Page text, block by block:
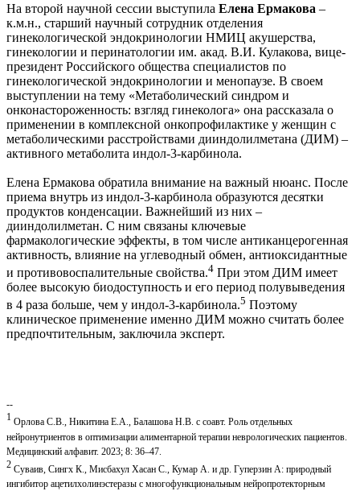
На второй научной сессии выступила Елена Ермакова –
к.м.н., старший научный сотрудник отделения
гинекологической эндокринологии НМИЦ акушерства,
гинекологии и перинатологии им. акад. В.И. Кулакова, вице-
президент Российского общества специалистов по
гинекологической эндокринологии и менопаузе. В своем
выступлении на тему «Метаболический синдром и
онконастороженность: взгляд гинеколога» она рассказала о
применении в комплексной онкопрофилактике у женщин с
метаболическими расстройствами дииндолилметана (ДИМ) –
активного метаболита индол-3-карбинола.
Елена Ермакова обратила внимание на важный нюанс. После
приема внутрь из индол-3-карбинола образуются десятки
продуктов конденсации. Важнейший из них –
дииндолилметан. С ним связаны ключевые
фармакологические эффекты, в том числе антиканцерогенная
активность, влияние на углеводный обмен, антиоксидантные
и противовоспалительные свойства.4 При этом ДИМ имеет
более высокую биодоступность и его период полувыведения
в 4 раза больше, чем у индол-3-карбинола.5 Поэтому
клиническое применение именно ДИМ можно считать более
предпочтительным, заключила эксперт.
--
1 Орлова С.В., Никитина Е.А., Балашова Н.В. с соавт. Роль отдельных
нейронутриентов в оптимизации алиментарной терапии неврологических пациентов.
Медицинский алфавит. 2023; 8: 36–47.
2 Суваив, Сингх К., Мисбахул Хасан С., Кумар А. и др. Гуперзин А: природный
ингибитор ацетилхолинэстеразы с многофункциональным нейропротекторным